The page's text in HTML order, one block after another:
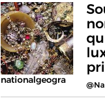
nationalgeogra